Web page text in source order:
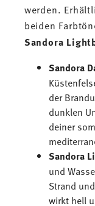
werden.
beiden
Sandora
Sandora
der
dunklen
deiner
Sandora
und
Strand
wirkt hell